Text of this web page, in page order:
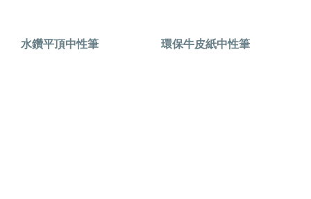
水鑽平頂中性筆 環保牛皮紙中性筆